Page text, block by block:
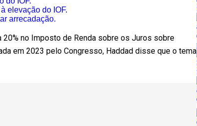
elevação do IOF.
arrecadação.
20% no Imposto de Renda sobre os Juros sobre
em 2023 pelo Congresso, Haddad disse que o tema